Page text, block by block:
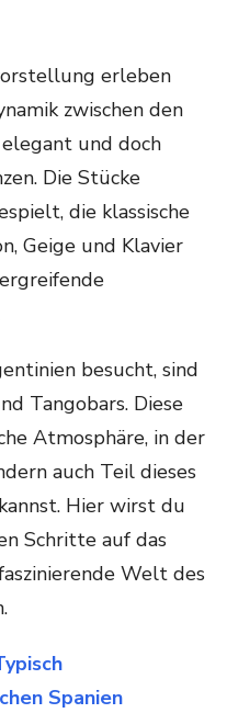
erleben
zwischen den
und doch
Die Stücke
die klassische
Geige und Klavier
besucht, sind
Tangobars. Diese
Atmosphäre, in der
auch Teil dieses
Hier wirst du
Schritte auf das
Welt des
Spanien